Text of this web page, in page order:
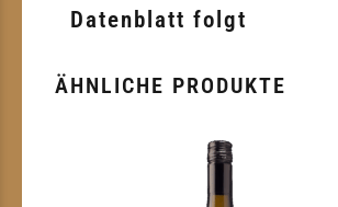
Datenblatt folgt
ÄHNLICHE PRODUKTE